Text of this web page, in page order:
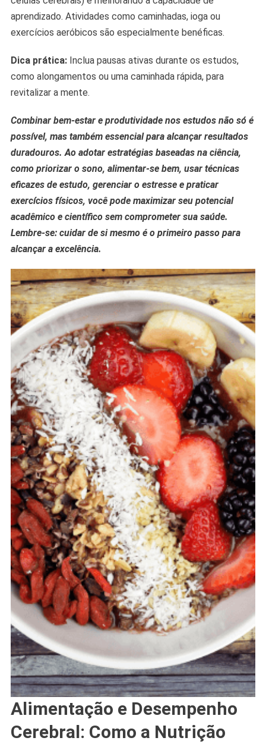
aprendizado. Atividades como caminhadas, ioga ou
exercícios aeróbicos são especialmente benéficas.
Dica prática:Inclua pausas ativas durante os estudos,
como alongamentos ou uma caminhada rápida, para
revitalizar a mente.
Combinar bem-estar e produtividade nos estudos não só é
possível, mas também essencial para alcançar resultados
duradouros. Ao adotar estratégias baseadas na ciência,
como priorizar o sono, alimentar-se bem, usar técnicas
eficazes de estudo, gerenciar o estresse e praticar
exercícios físicos, você pode maximizar seu potencial
acadêmico e científico sem comprometer sua saúde.
Lembre-se: cuidar de si mesmo é o primeiro passo para
alcançar a excelência.
Alimentação e Desempenho
Cerebral: Como a Nutrição